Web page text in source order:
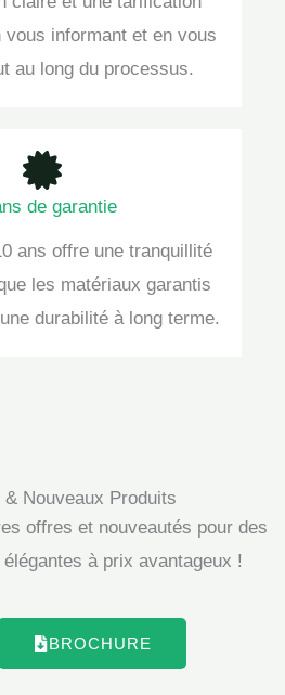
vous informant et en vous
au long du processus.
de garantie
ans offre une tranquillité
les matériaux garantis
durabilité à long terme.
& Nouveaux Produits
offres et nouveautés pour des
à prix avantageux !
BROCHURE